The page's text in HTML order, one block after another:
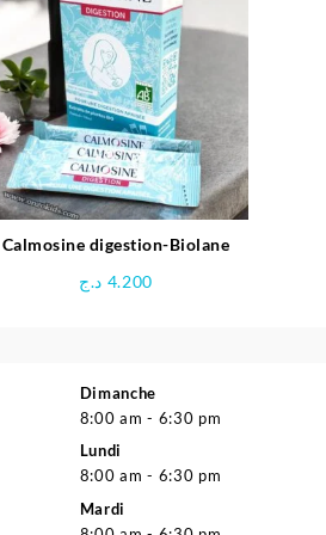
32.000 د.ج.
Calmosine digestion-Biolane
4.200 د.ج
Dimanche
8:00 am - 6:30 pm
Lundi
8:00 am - 6:30 pm
Mardi